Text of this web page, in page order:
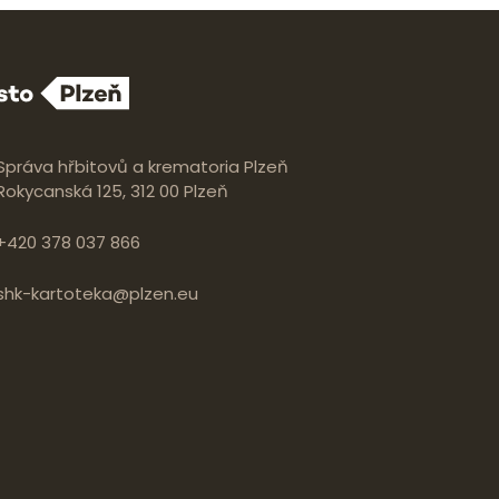
hřbitovů a krematoria Plzeň
125, 312 00 Plzeň
378 037 866
kartoteka@plzen.eu